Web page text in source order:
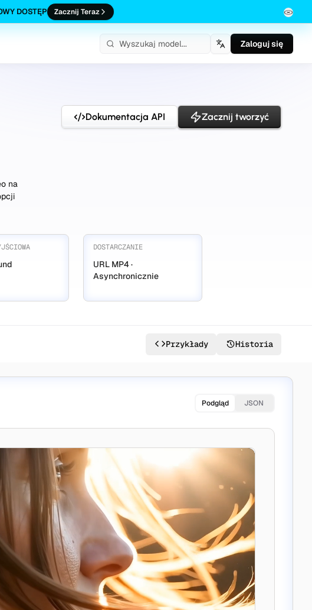
DOSTĘP Zacznij Teraz
PolskiZaloguj się
Dokumentacja API Zacznij tworzyć
na
DOSTARCZANIE
URL MP4 ·
Asynchronicznie
Przykłady Historia
Podgląd JSON